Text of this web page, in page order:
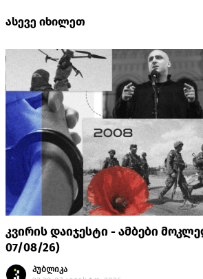
ასევე იხილეთ
კვირის დაიჯესტი - ამბები
07/08/26)
პუბლიკა